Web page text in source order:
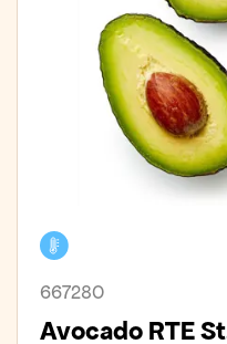
667280
Avocado RTE